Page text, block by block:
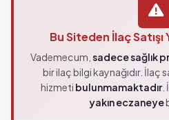
Bu Siteden İlaç
Vademecum, sadece sağlık
bir ilaç bilgi kaynağıdır. İlaç
hizmeti bulunmamaktadır.
yakın eczaneye